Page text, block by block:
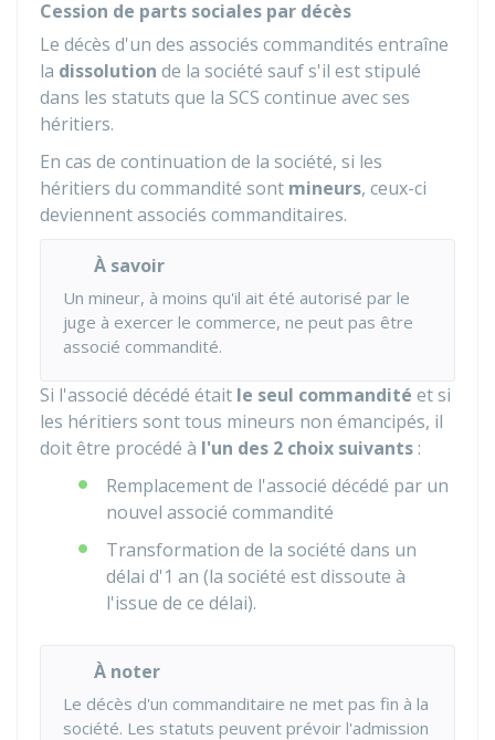
Cession de parts sociales par décès
Le décès d'un des associés commandités entraîne
la dissolution de la société sauf s'il est stipulé
dans les statuts que la SCS continue avec ses
héritiers.
En cas de continuation de la société, si les
héritiers du commandité sont mineurs, ceux-ci
deviennent associés commanditaires.
À savoir
Un mineur, à moins qu'il ait été autorisé par le
juge à exercer le commerce, ne peut pas être
associé commandité.
Si l'associé décédé était le seul commandité et si
les héritiers sont tous mineurs non émancipés, il
doit être procédé à l'un des 2 choix suivants :
Remplacement de l'associé décédé par un
nouvel associé commandité
Transformation de la société dans un
délai d'1 an (la société est dissoute à
l'issue de ce délai).
À noter
Le décès d'un commanditaire ne met pas fin à la
société. Les statuts peuvent prévoir l'admission